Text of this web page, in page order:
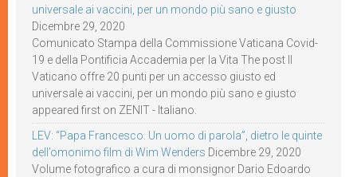
universale ai vaccini, per un mondo più sano e giusto
Dicembre 29, 2020
Comunicato Stampa della Commissione Vaticana Covid-
19 e della Pontificia Accademia per la Vita The post Il
Vaticano offre 20 punti per un accesso giusto ed
universale ai vaccini, per un mondo più sano e giusto
appeared first on ZENIT - Italiano.
LEV: “Papa Francesco. Un uomo di parola”, dietro le quinte
dell’omonimo film di Wim Wenders Dicembre 29, 2020
Volume fotografico a cura di monsignor Dario Edoardo